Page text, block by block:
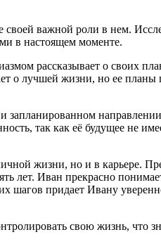
важной роли в нем.
в настоящем моменте.
рассказывает о своих
о лучшей жизни, но ее
так как её будущее не
жизни, но и в карьере.
лет. Иван прекрасно
шагов придает Ивану
свою жизнь, что